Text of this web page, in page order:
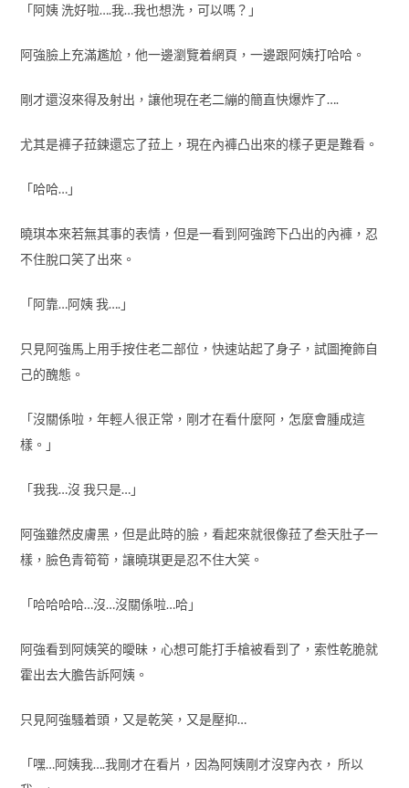
「阿姨 洗好啦….我…我也想洗，可以嗎？」
阿強臉上充滿尷尬，他一邊瀏覽着網頁，一邊跟阿姨打哈哈。
剛才還沒來得及射出，讓他現在老二繃的簡直快爆炸了….
尤其是褲子菈鍊還忘了菈上，現在內褲凸出來的樣子更是難看。
「哈哈…」
曉琪本來若無其事的表情，但是一看到阿強跨下凸出的內褲，忍
不住脫口笑了出來。
「阿靠…阿姨 我….」
只見阿強馬上用手按住老二部位，快速站起了身子，試圖掩飾自
己的醜態。
「沒關係啦，年輕人很正常，剛才在看什麼阿，怎麼會腫成這
樣。」
「我我…沒 我只是…」
阿強雖然皮膚黑，但是此時的臉，看起來就很像菈了叁天肚子一
樣，臉色青筍筍，讓曉琪更是忍不住大笑。
「哈哈哈哈…沒…沒關係啦…哈」
阿強看到阿姨笑的曖昧，心想可能打手槍被看到了，索性乾脆就
霍出去大膽告訴阿姨。
只見阿強騷着頭，又是乾笑，又是壓抑…
「嘿…阿姨我….我剛才在看片，因為阿姨剛才沒穿內衣， 所以